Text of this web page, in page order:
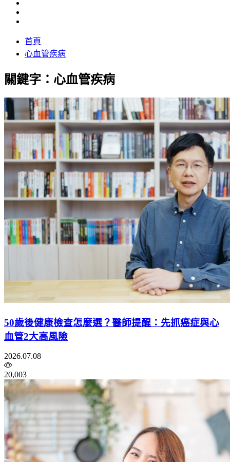
首頁
心血管疾病
關鍵字：心血管疾病
50歲後健康檢查怎麼選？醫師提醒：先抓癌症與心
血管2大高風險
2026.07.08
20,003